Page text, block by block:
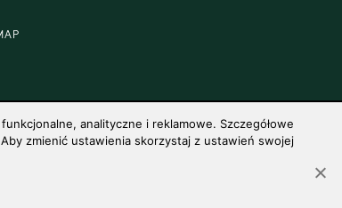
analityczne i reklamowe. Szczegółowe
zmienić ustawienia skorzystaj z ustawień swojej